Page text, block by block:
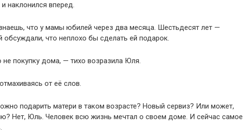
наклонился вперед.
что у мамы юбилей через два месяца. Шестьдесят лет —
что неплохо бы сделать ей подарок.
покупку дома, — тихо возразила Юля.
от её слов.
подарить матери в таком возрасте? Новый сервиз? Или может,
Нет, Юль. Человек всю жизнь мечтал о своем доме. И сейчас самое